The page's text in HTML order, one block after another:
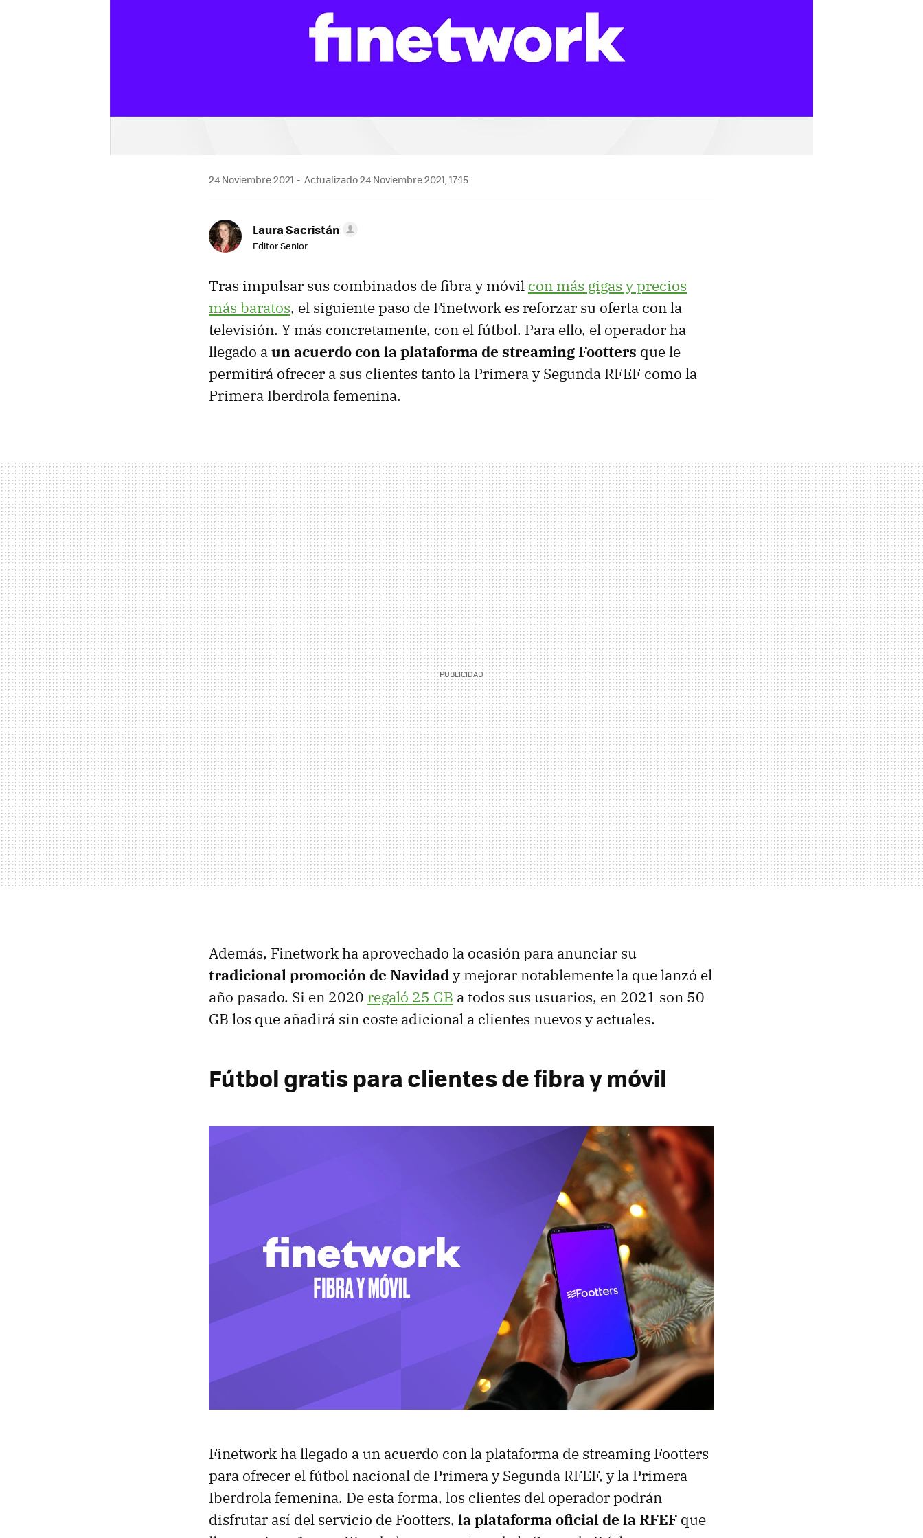
24 Noviembre 2021 Actualizado 24 Noviembre 2021, 17:15
Laura Sacristán
Editor Senior
Tras impulsar sus combinados de fibra y móvil con más gigas y precios
más baratos, el siguiente paso de Finetwork es reforzar su oferta con la
televisión. Y más concretamente, con el fútbol. Para ello, el operador ha
llegado aun acuerdo con la plataforma de streaming Footters que le
permitirá ofrecer a sus clientes tanto la Primera y Segunda RFEF como la
Primera Iberdrola femenina.
Además, Finetwork ha aprovechado la ocasión para anunciar su
tradicional promoción de Navidady mejorar notablemente la que lanzó el
año pasado. Si en 2020 regaló 25 GB a todos sus usuarios, en 2021 son 50
GB los que añadirá sin coste adicional a clientes nuevos y actuales.
Fútbol gratis para clientes de fibra y móvil
Finetwork ha llegado a un acuerdo con la plataforma de streaming Footters
para ofrecer el fútbol nacional de Primera y Segunda RFEF, y la Primera
Iberdrola femenina. De esta forma, los clientes del operador podrán
disfrutar así del servicio de Footters, la plataforma oficial de la RFEF que